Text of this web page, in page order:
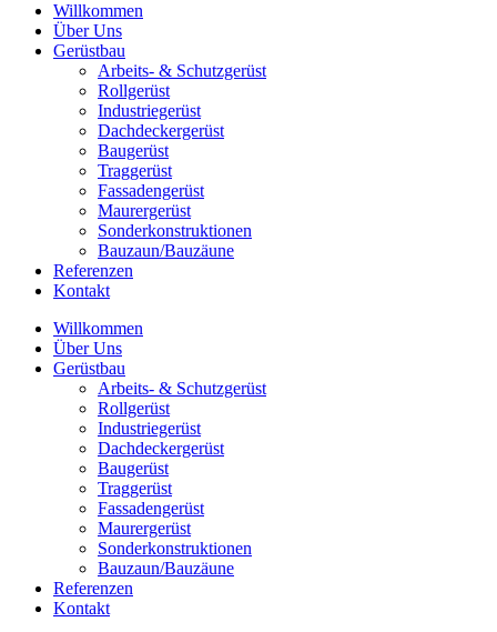
Willkommen
Über Uns
Gerüstbau
Arbeits- & Schutzgerüst
Rollgerüst
Industriegerüst
Dachdeckergerüst
Baugerüst
Traggerüst
Fassadengerüst
Maurergerüst
Sonderkonstruktionen
Bauzaun/Bauzäune
Referenzen
Kontakt
Willkommen
Über Uns
Gerüstbau
Arbeits- & Schutzgerüst
Rollgerüst
Industriegerüst
Dachdeckergerüst
Baugerüst
Traggerüst
Fassadengerüst
Maurergerüst
Sonderkonstruktionen
Bauzaun/Bauzäune
Referenzen
Kontakt